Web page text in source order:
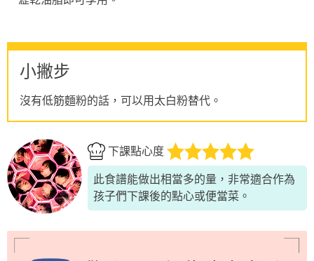
小撇步
沒有低筋麵粉的話，可以用太白粉替代。
下課點心度
此食譜能做出相當多的量，非常適合作為
孩子們下課後的點心或便當菜。